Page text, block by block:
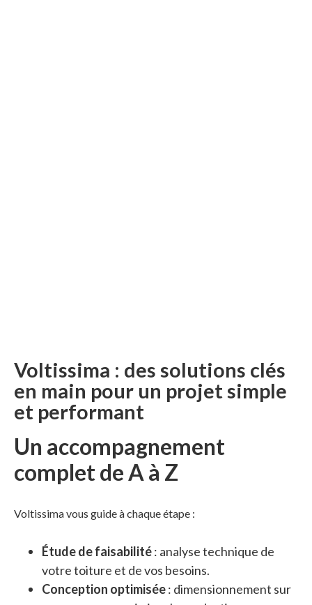
Voltissima : des solutions clés
en main pour un projet simple
et performant
Un accompagnement
complet de A à Z
Voltissima vous guide à chaque étape :
Étude de faisabilité: analyse technique de
votre toiture et de vos besoins.
Conception optimisée: dimensionnement sur